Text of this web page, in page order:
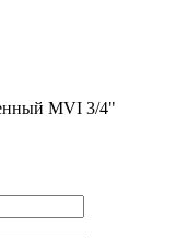
MVI 3/4"